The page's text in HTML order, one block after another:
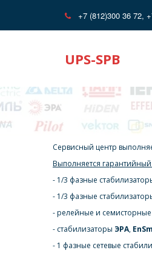
+7 (812)300 36 72,
UPS-SPB
Cервисный центр
Выполняется
- 1/3 фазные
- 1/3 фазные
- релейные и
- стабилизаторы ЭРА,
- 1 фазные сетевые